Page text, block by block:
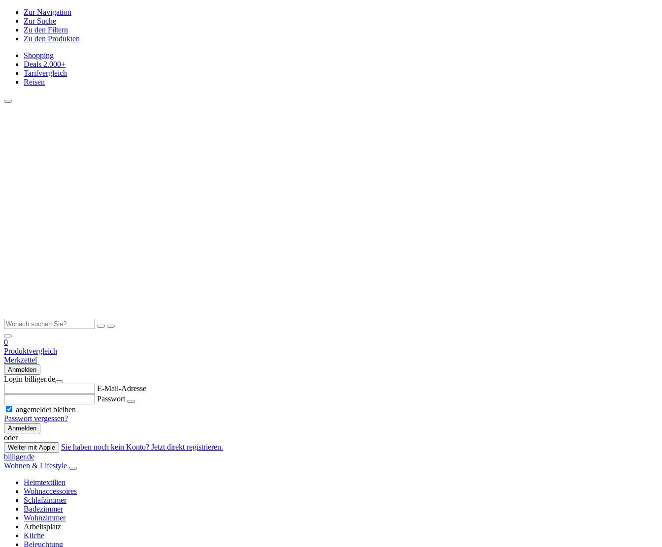
Zur Navigation
Zur Suche
Zu den Filtern
Zu den Produkten
Shopping
Deals 2.000+
Tarifvergleich
Reisen
0
Produktvergleich
Merkzettel
Anmelden
Login billiger.de
E-Mail-Adresse
Passwort
angemeldet bleiben
Passwort vergessen?
Anmelden
oder
Weiter mit Apple
Sie haben noch kein Konto? Jetzt direkt registrieren.
billiger.de
Wohnen & Lifestyle
Heimtextilien
Wohnaccessoires
Schlafzimmer
Badezimmer
Wohnzimmer
Arbeitsplatz
Küche
Beleuchtung